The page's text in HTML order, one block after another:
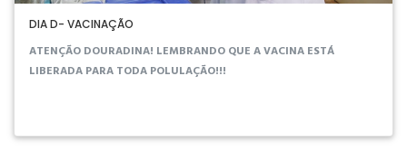
DIA D- VACINAÇÃO
ATENÇÃO DOURADINA! LEMBRANDO QUE A VACINA ESTÁ
LIBERADA PARA TODA POLULAÇÃO!!!